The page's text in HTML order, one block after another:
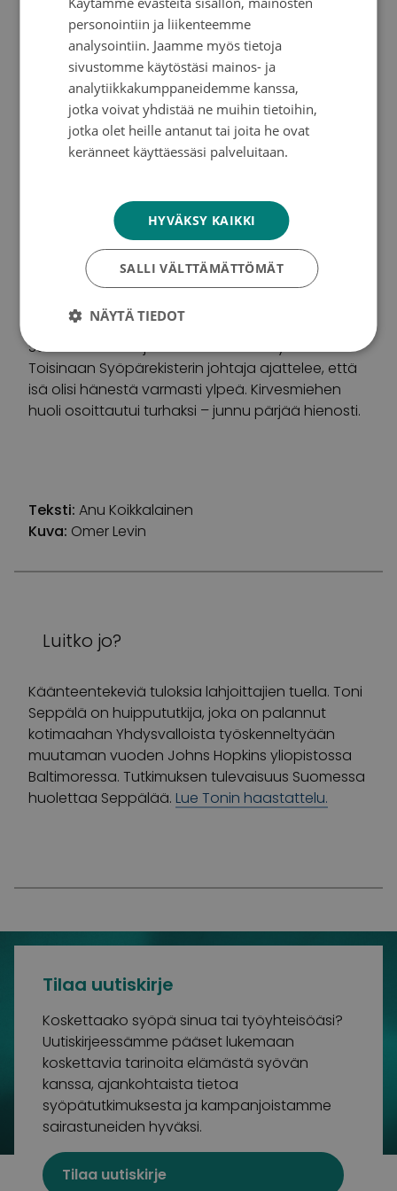
Työ Suomen Syöpärekisterin johtajana on
kirkastanut Jannen visiota tutkimuslaitoksen
tehtävästä: “On panostettava syövän ehkäisyyn,
varhaiseen toteamiseen sekä myös siihen, miten
syöpää diagnosoidaan ja hoidetaan
Suomessa.”
miten hän voi välttää syövän,
hoitohenkilökunnalla on parempi ymmärrys
milloin kannattaa käyttää diagnostiikkaa ja viime
kädessä jokaiselle syöpäpotilaalle saadaan
Suunta on selvä ja edessä on suuri työsarka.
Toisinaan Syöpärekisterin johtaja ajattelee, että
isä olisi hänestä varmasti ylpeä. Kirvesmiehen
huoli osoittautui turhaksi – junnu pärjää hienosti.
Teksti: Anu Koikkalainen
Kuva: Omer Levin
Luitko jo?
Käänteentekeviä tuloksia lahjoittajien tuella. Toni
Seppälä on huippututkija, joka on palannut
kotimaahan Yhdysvalloista työskenneltyään
muutaman vuoden Johns Hopkins yliopistossa
Baltimoressa. Tutkimuksen tulevaisuus Suomessa
huolettaa Seppälää. Lue Tonin haastattelu.
Tilaa uutiskirje
Koskettaako syöpä sinua tai työyhteisöäsi?
Uutiskirjeessämme pääset lukemaan
koskettavia tarinoita elämästä syövän
kanssa, ajankohtaista tietoa
syöpätutkimuksesta ja kampanjoistamme
sairastuneiden hyväksi.
Tilaa uutiskirje
Suomalaisin lahjoitusvaroin toimiva Syöpäsäätiö
SWEDISH
personointiin ja liikenteemme
analysointiin. Jaamme myös tietoja
sivustomme käytöstäsi mainos- ja
analytiikkakumppaneidemme kanssa,
jotka voivat yhdistää ne muihin tietoihin,
jotka olet heille antanut tai joita he ovat
keränneet käyttäessäsi palveluitaan.
HYVÄKSY KAIKKI
SALLI VÄLTTÄMÄTTÖMÄT
NÄYTÄ TIEDOT